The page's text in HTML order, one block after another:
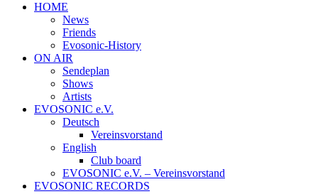
HOME
News
Friends
Evosonic-History
ON AIR
Sendeplan
Shows
Artists
EVOSONIC e.V.
Deutsch
Vereinsvorstand
English
Club board
EVOSONIC e.V. ‒ Vereinsvorstand
EVOSONIC RECORDS